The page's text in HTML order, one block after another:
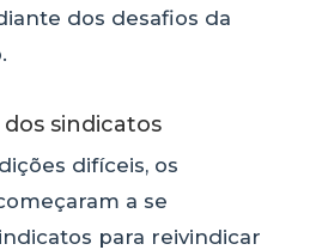
dos desafios da
sindicatos
difíceis, os
a se
para reivindicar